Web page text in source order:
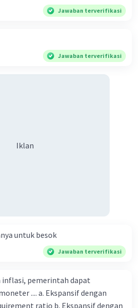
yang memiliki keberagaman
pernyataan tersebut,
untuk menjaga
Jawaban terverifikasi
Jawaban terverifikasi
Iklan
untuk besok
Jawaban terverifikasi
pemerintah dapat
.... a. Ekspansif dengan
ratio b. Ekspansif dengan